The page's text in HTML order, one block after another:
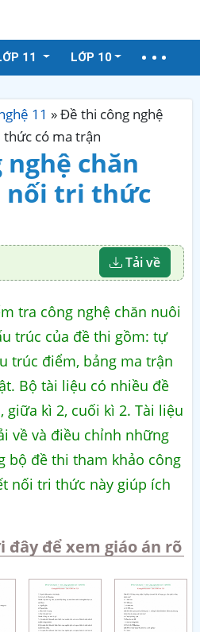
11 LỚP 10
11 »Đề thi công nghệ
có ma trận
chăn
nối tri thức
Tải về
tra công nghệ chăn nuôi
trúc của đề thi gồm: tự
trúc điểm, bảng ma trận
Bộ tài liệu có nhiều đề
giữa kì 2, cuối kì 2. Tài liệu
về và điều chỉnh những
bộ đề thi tham khảo công
nối tri thức này giúp ích
đây để xem giáo án rõ